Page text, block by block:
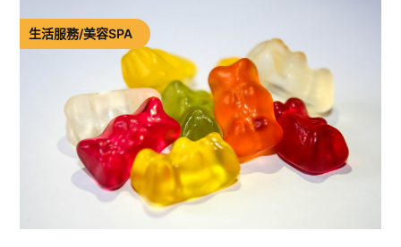
生活服務/美容SPA